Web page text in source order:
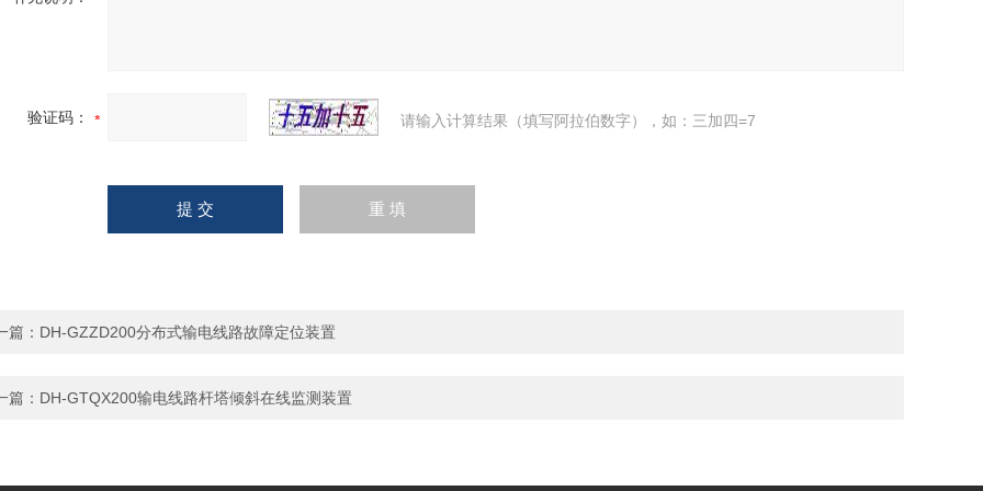
验证码： 请输入计算结果（填写阿拉伯数字），如：三加四=7
篇： DH-GZZD200分布式输电线路故障定位装置
篇： DH-GTQX200输电线路杆塔倾斜在线监测装置